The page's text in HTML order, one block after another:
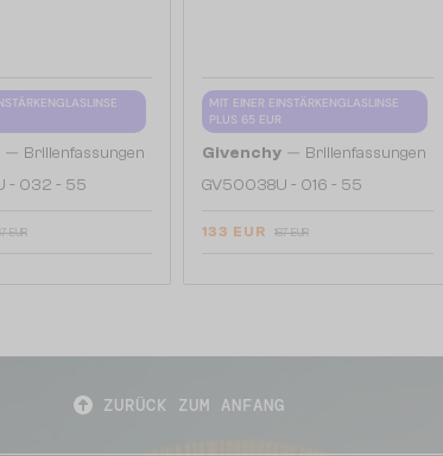
— Brillenfassungen
- 032 - 55
EUR
MIT EINER EINSTÄRKENGLASLINSE
PLUS 65 EUR
Givenchy — Brillenfassungen
GV50038U - 016 - 55
133 EUR 167 EUR
ZURÜCK ZUM ANFANG